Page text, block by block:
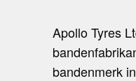
Apollo Tyres
bandenmerk